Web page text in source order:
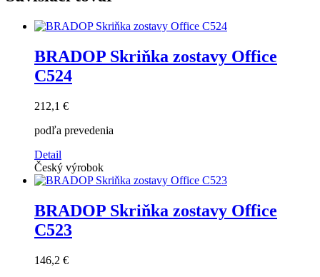
BRADOP Skriňka zostavy Office
C524
212,1 €
podľa prevedenia
Detail
Český výrobok
BRADOP Skriňka zostavy Office
C523
146,2 €